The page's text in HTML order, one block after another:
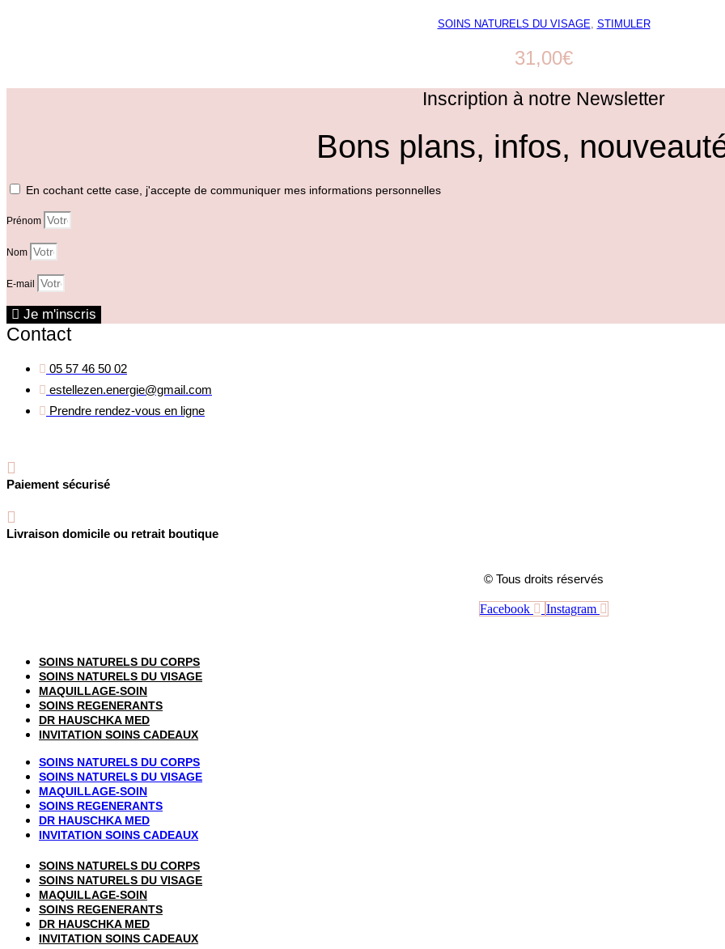
SOINS NATURELS DU VISAGE STIMULER
31,00€
Inscription à notre Newsletter
Bons plans, infos,
En cochant cette case, j'accepte de communiquer mes informations personnelles
Prénom
Nom
E-mail
Je m'inscris
Contact
05 57 46 50 02
estellezen.energie@gmail.com
Prendre rendez-vous en ligne
Paiement sécurisé
Livraison domicile ou retrait boutique
© Tous droits réservés
Facebook Instagram
SOINS NATURELS DU CORPS
SOINS NATURELS DU VISAGE
MAQUILLAGE-SOIN
SOINS REGENERANTS
DR HAUSCHKA MED
INVITATION SOINS CADEAUX
SOINS NATURELS DU CORPS
SOINS NATURELS DU VISAGE
MAQUILLAGE-SOIN
SOINS REGENERANTS
DR HAUSCHKA MED
INVITATION SOINS CADEAUX
SOINS NATURELS DU CORPS
SOINS NATURELS DU VISAGE
MAQUILLAGE-SOIN
SOINS REGENERANTS
DR HAUSCHKA MED
INVITATION SOINS CADEAUX